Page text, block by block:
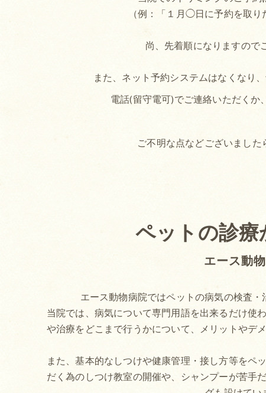
（例：「１月◯日に予約を取
尚、先着順になりますので
また、ネット予約システムはなくなり
電話(留守電可)でご連絡いただくか
ご不明な点などございまし
エース動
ペットの診
エース動物病院ではペットの病気の検査
当院では、病気について専門用語を出来るだけ使
や治療をどこまで行うかについて、メリットやデ
また、基本的なしつけや健康管理・接し方等をペ
だく為のしつけ教室の開催や、シャンプーが苦手